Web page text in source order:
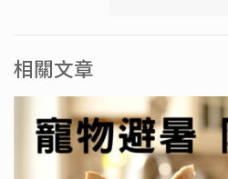
相關文章